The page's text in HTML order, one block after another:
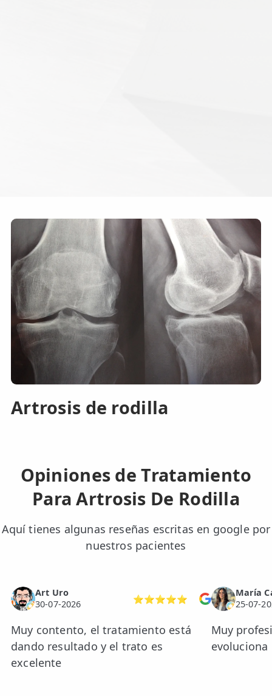
Artrosis de rodilla
Opiniones de Tratamiento
Para Artrosis De Rodilla
Aquí tienes algunas reseñas escritas en google por
nuestros pacientes
Art Uro
30-07-2026
⭐⭐⭐⭐⭐
Muy contento, el tratamiento está
dando resultado y el trato es
excelente
María
25-07-
Muy